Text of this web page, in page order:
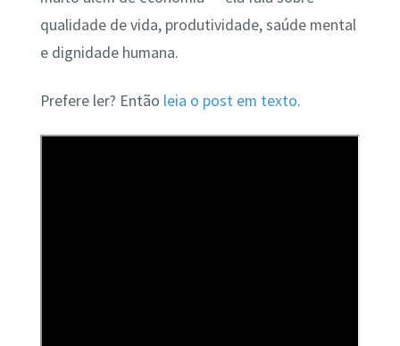
qualidade de vida, produtividade, saúde mental
e dignidade humana.
Prefere ler? Então leia o post em texto.